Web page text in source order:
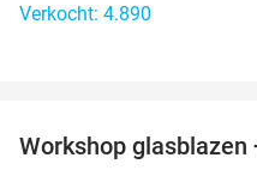
Verkocht: 4.890
Workshop